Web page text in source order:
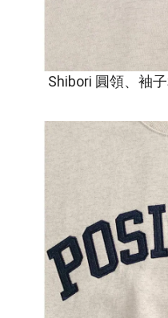
Shibori 圓領、袖